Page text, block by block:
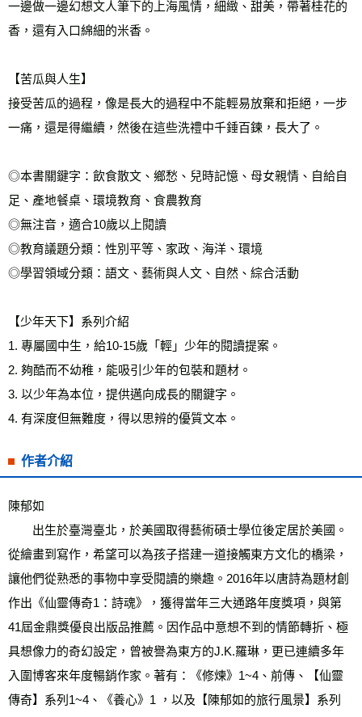
一邊做一邊幻想文人筆下的上海風情，細緻、甜美，帶著桂花的
香，還有入口綿細的米香。
【苦瓜與人生】
接受苦瓜的過程，像是長大的過程中不能輕易放棄和拒絕，一步
一痛，還是得繼續，然後在這些洗禮中千錘百鍊，長大了。
◎本書關鍵字：飲食散文、鄉愁、兒時記憶、母女親情、自給自
足、產地餐桌、環境教育、食農教育
◎無注音，適合10歲以上閱讀
◎教育議題分類：性別平等、家政、海洋、環境
◎學習領域分類：語文、藝術與人文、自然、綜合活動
【少年天下】系列介紹
1. 專屬國中生，給10-15歲「輕」少年的閱讀提案。
2. 夠酷而不幼稚，能吸引少年的包裝和題材。
3. 以少年為本位，提供邁向成長的關鍵字。
4. 有深度但無難度，得以思辨的優質文本。
作者介紹
陳郁如
出生於臺灣臺北，於美國取得藝術碩士學位後定居於美國。
從繪畫到寫作，希望可以為孩子搭建一道接觸東方文化的橋梁，
讓他們從熟悉的事物中享受閱讀的樂趣。2016年以唐詩為題材創
作出《仙靈傳奇1：詩魂》，獲得當年三大通路年度獎項，與第
41屆金鼎獎優良出版品推薦。因作品中意想不到的情節轉折、極
具想像力的奇幻設定，曾被譽為東方的J.K.羅琳，更已連續多年
入圍博客來年度暢銷作家。著有：《修煉》1~4、前傳、【仙靈
傳奇】系列1~4、《養心》1 ，以及【陳郁如的旅行風景】系列